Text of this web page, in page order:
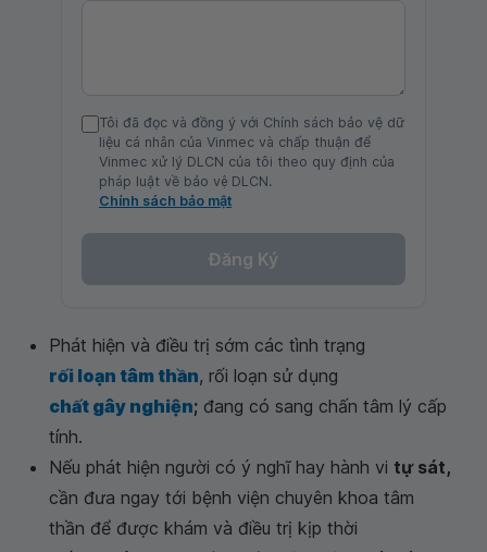
Tôi đã đọc và đồng ý với Chính sách bảo vệ dữ
liệu cá nhân của Vinmec và chấp thuận để
Vinmec xử lý DLCN của tôi theo quy định của
pháp luật về bảo vệ DLCN.
Chính sách bảo mật
Đăng Ký
Phát hiện và điều trị sớm các tình trạng
rối loạn tâm thần, rối loạn sử dụng
chất gây nghiện; đang có sang chấn tâm lý cấp
tính.
Nếu phát hiện người có ý nghĩ hay hành vi tự sát,
cần đưa ngay tới bệnh viện chuyên khoa tâm
thần để được khám và điều trị kịp thời